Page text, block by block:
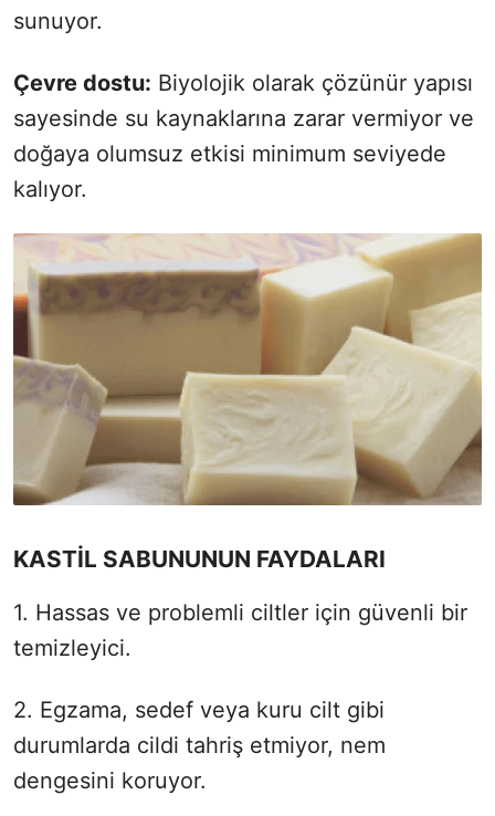
sunuyor.
Çevre dostu: Biyolojik olarak çözünür yapısı
sayesinde su kaynaklarına zarar vermiyor ve
doğaya olumsuz etkisi minimum seviyede
kalıyor.
KASTİL SABUNUNUN FAYDALARI
1. Hassas ve problemli ciltler için güvenli bir
temizleyici.
2. Egzama, sedef veya kuru cilt gibi
durumlarda cildi tahriş etmiyor, nem
dengesini koruyor.